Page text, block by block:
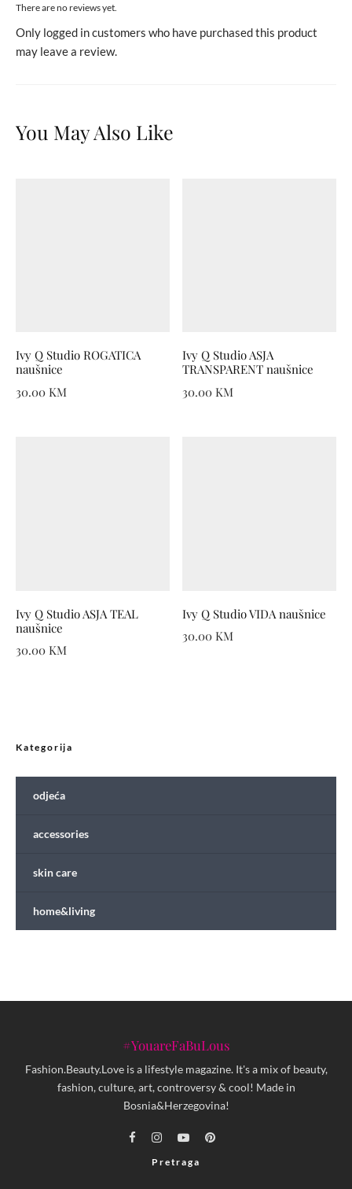
There are no reviews yet.
Only logged in customers who have purchased this product
may leave a review.
You May Also Like
Ivy Q Studio ROGATICA
naušnice
30.00 KM
Ivy Q Studio ASJA
TRANSPARENT naušnice
30.00KM
Ivy Q Studio ASJA TEAL
naušnice
30.00 KM
Ivy Q Studio VIDA naušnice
30.00KM
Kategorija
odjeća
accessories
skin care
home&living
#YouareFaBuLous
Fashion.Beauty.Love is a lifestyle magazine. It's a mix of beauty,
fashion, culture, art, controversy & cool! Made in
Bosnia&Herzegovina!
Pretraga